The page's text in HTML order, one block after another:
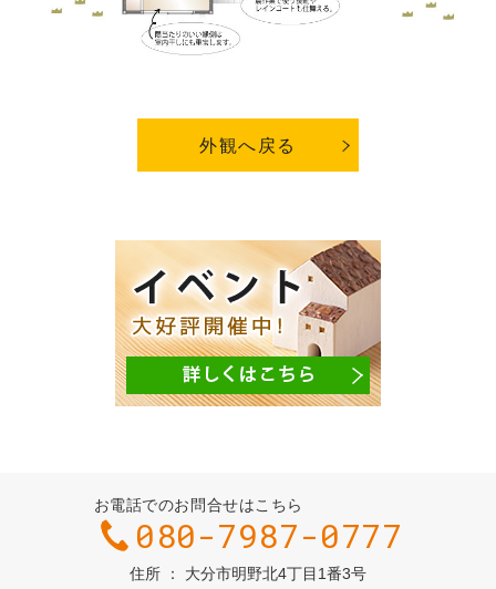
外観へ戻る
お電話でのお問合せはこちら
080-7987-0777
住所 大分市明野北4丁目1番3号